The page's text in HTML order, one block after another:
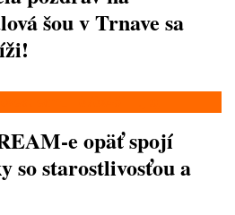
šou v Trnave sa
e opäť spojí
so starostlivosťou a